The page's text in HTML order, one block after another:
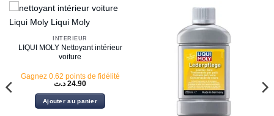
INTÉRIEUR
LIQUI MOLY Nettoyant intérieur
voiture
Gagnez 0.62 points de fidélité
24.90 د.ت
Ajouter au panier